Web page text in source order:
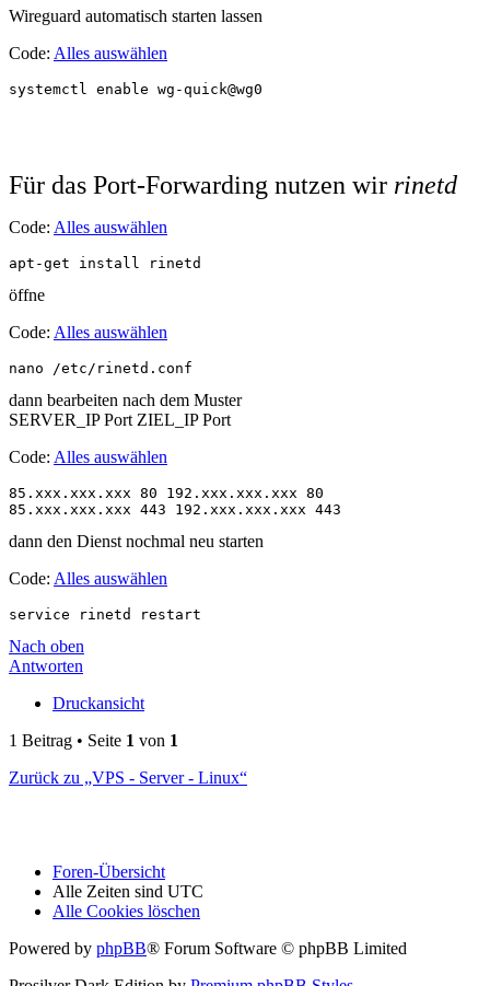
Wireguard automatisch starten lassen
Code: Alles auswählen
systemctl enable wg-quick@wg0
Für das Port-Forwarding nutzen wir rinetd
Code: Alles auswählen
apt-get install rinetd
öffne
Code: Alles auswählen
nano /etc/rinetd.conf
dann bearbeiten nach dem Muster
SERVER_IP Port ZIEL_IP Port
Code: Alles auswählen
85.xxx.xxx.xxx 80 192.xxx.xxx.xxx 80
85.xxx.xxx.xxx 443 192.xxx.xxx.xxx 443
dann den Dienst nochmal neu starten
Code: Alles auswählen
service rinetd restart
Nach oben
Antworten
Druckansicht
1 Beitrag • Seite 1 von 1
Zurück zu „VPS - Server - Linux“
Foren-Übersicht
Alle Zeiten sind UTC
Alle Cookies löschen
Powered by phpBB® Forum Software © phpBB Limited